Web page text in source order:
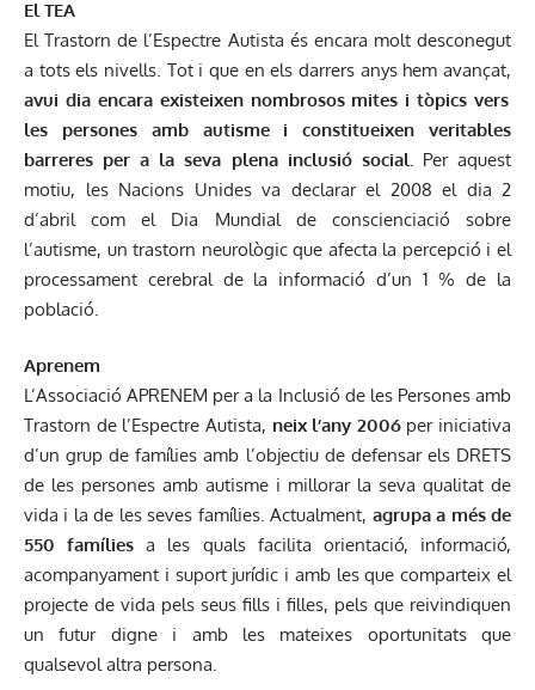
El TEA
El Trastorn de l’Espectre Autista és encara molt desconegut
a tots els nivells. Tot i que en els darrers anys hem avançat,
avui dia encara existeixen nombrosos mites i tòpics vers
les
persones amb autisme i constitueixen veritables
barreres per a la seva plena inclusió social.Per aquest
motiu, les Nacions Unides va declarar el 2008 el dia 2
d’abril com el Dia Mundial de conscienciació sobre
l’autisme, un trastorn neurològic que afecta la percepció i el
processament cerebral de la informació d’un 1 % de la
població.
Aprenem
L’Associació APRENEM per a la Inclusió de les Persones amb
Trastorn de l’Espectre Autista, neix l’any 2006per iniciativa
d’un grup de famílies amb l’objectiu de defensar els DRETS
de les persones amb autisme i millorar la seva qualitat de
vida i la de les seves famílies. Actualment, agrupa a més de
550 famílies a les quals facilita orientació, informació,
acompanyament i suport jurídic i amb les que comparteix el
projecte de vida pels seus fills i filles, pels que reivindiquen
un futur digne i amb les mateixes oportunitats que
qualsevol altra persona.